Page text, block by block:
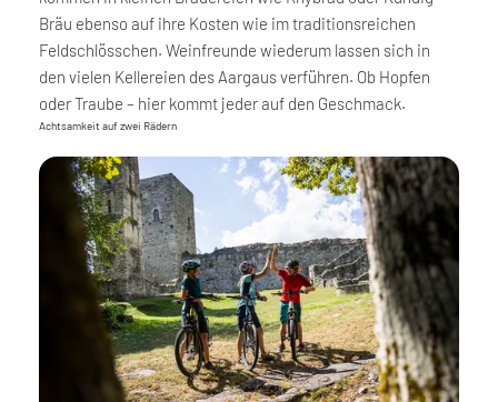
Bräu ebenso auf ihre Kosten wie im traditionsreichen
Feldschlösschen. Weinfreunde wiederum lassen sich in
den vielen Kellereien des Aargaus verführen. Ob Hopfen
oder Traube – hier kommt jeder auf den Geschmack.
Achtsamkeit auf zwei Rädern